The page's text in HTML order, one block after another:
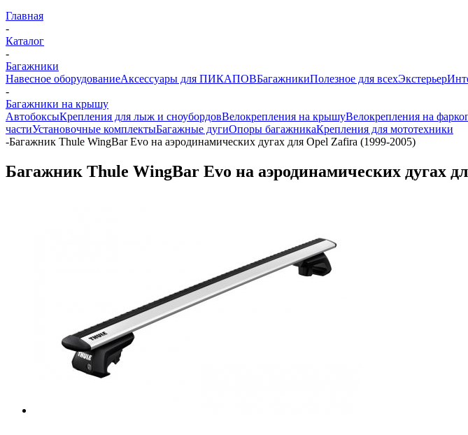
Главная
-
Каталог
-
Багажники
Навесное оборудованиеАксессуары для ПИКАПОВБагажникиПолезное для всехЭкстерьер
-
Багажники на крышу
АвтобоксыКрепления для лыж и сноубордовВелокрепления на крышуВелокрепления на
частиУстановочные комплектыБагажные дугиОпоры багажникаКрепления для мототехники
-Багажник Thule WingBar Evo на аэродинамических дугах для Opel Zafira (1999-2005)
Багажник Thule WingBar Evo на аэродинамических дугах